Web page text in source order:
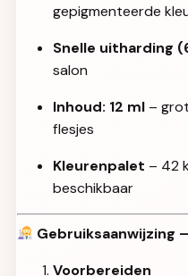
gepigmenteerde
Snelle uitharding
salon
Inhoud: 12 ml –
flesjes
Kleurenpalet – 42
beschikbaar
Gebruiksaanwijzing
Voorbereiden